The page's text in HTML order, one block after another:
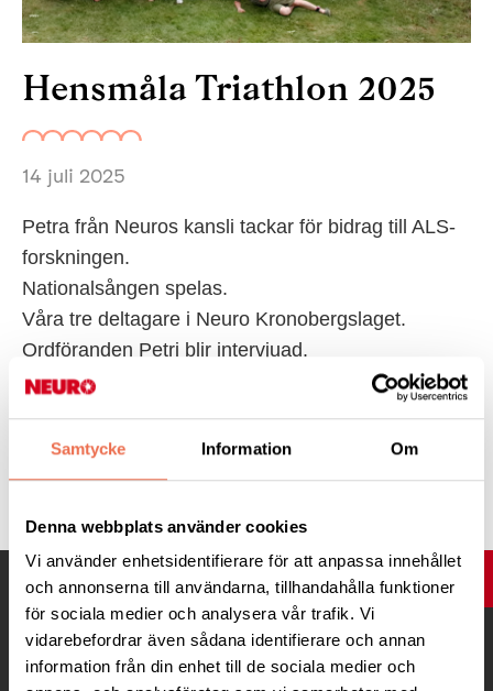
Samtycke Information Om
Denna webbplats använder cookies
Vi använder enhetsidentifierare för att anpassa innehållet
och annonserna till användarna, tillhandahålla funktioner
för sociala medier och analysera vår trafik. Vi
vidarebefordrar även sådana identifierare och annan
information från din enhet till de sociala medier och
Hensmåla Triathlon 2025
14 juli 2025
Petra från Neuros kansli tackar för bidrag till ALS-
forskningen.
Nationalsången spelas.
Våra tre deltagare i Neuro Kronobergslaget.
Ordföranden Petri blir intervjuad.
Till slut var det även en (tävling).